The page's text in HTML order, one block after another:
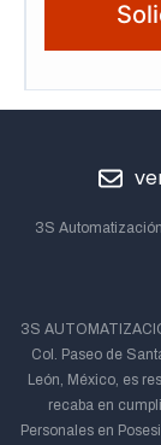
3S
3S
Col. Paseo de
León, México, es
recaba en
Personales en